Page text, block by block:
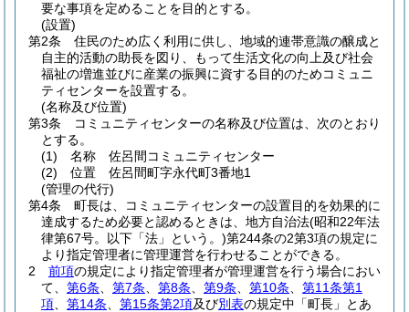
要な事項を定めることを目的とする。
(設置)
第2条
住民のため広く利用に供し、地域的連帯意識の醸成と
自主的活動の助長を図り、もって生活文化の向上及び社会
福祉の増進並びに産業の振興に資する目的のためコミュニ
ティセンターを設置する。
(名称及び位置)
第3条
コミュニティセンターの名称及び位置は、次のとおり
とする。
(1)
名称 佐呂間コミュニティセンター
(2)
位置 佐呂間町字永代町3番地1
(管理の代行)
第4条
町長は、コミュニティセンターの設置目的を効果的に
達成するため必要と認めるときは、地方自治法(昭和22年法
律第67号。以下「法」という。)第244条の2第3項の規定に
より指定管理者に管理運営を行わせることができる。
2
前項の規定により指定管理者が管理運営を行う場合におい
て、 第6条 第7条 第8条 第9条 第10条
第11条第1
項
第14条 第15条第2項及び別表の規定中「町長」とあ